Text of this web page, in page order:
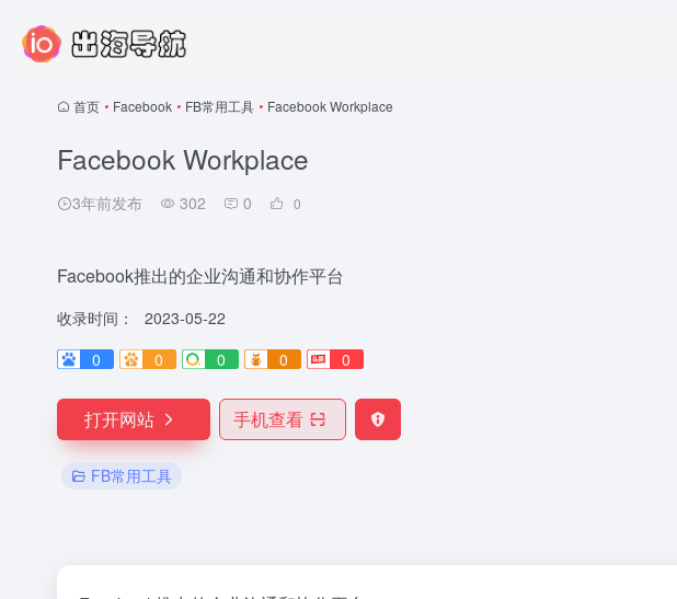
首页 • Facebook • FB常用工具 • Facebook Workplace
Facebook Workplace
3年前发布 302 0 0
Facebook推出的企业沟通和协作平台
收录时间：
2023-05-22
0
0 0 0 0
打开网站 手机查看
FB常用工具